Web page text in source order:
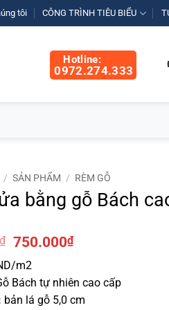
tôi CÔNG TRÌNH TIÊU BIỂU
Hotline:
0972.274.333
/ SẢN PHẨM / RÈM GỖ
bằng gỗ Bách
₫ Giá
là:
836.000₫.
750.000₫Giá
là:
750.000₫.
m2
Bách tự nhiên cao cấp
bản lá gỗ 5,0 cm